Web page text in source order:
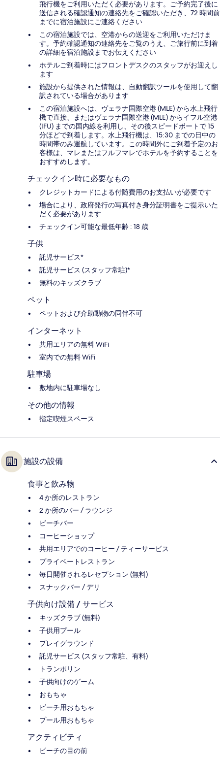
飛行機をご利用いただく必要があります。ご予約完了後に
送信される確認通知の連絡先をご確認いただき、72 時間前
までに宿泊施設にご連絡ください
この宿泊施設では、空港からの送迎をご利用いただけま
す。予約確認通知の連絡先をご覧のうえ、ご旅行前に到着
の詳細を宿泊施設までお伝えください
ホテルご到着時にはフロントデスクのスタッフがお迎えし
ます
施設から提供された情報は、自動翻訳ツールを使用して翻
訳されている場合があります
この宿泊施設へは、ヴェラナ国際空港 (MLE) から水上飛行
機で直接、またはヴェラナ国際空港 (MLE) からイフル空港
(IFU) までの国内線を利用し、その後スピードボートで 15
分ほどで到着します。水上飛行機は、15:30 までの日中の
時間帯のみ運航しています。この時間外にご到着予定のお
客様は、マレまたはフルフマレでホテルを予約することを
おすすめします。
チェックイン時に必要なもの
クレジットカードによる付随費用のお支払いが必要です
場合により、政府発行の写真付き身分証明書をご提示いた
だく必要があります
チェックイン可能な最低年齢 : 18 歳
子供
託児サービス*
託児サービス (スタッフ常駐)*
無料のキッズクラブ
ペット
ペットおよび介助動物の同伴不可
インターネット
共用エリアの無料 WiFi
室内での無料 WiFi
駐車場
敷地内に駐車場なし
その他の情報
指定喫煙スペース
施設の設備
食事と飲み物
4 か所のレストラン
2 か所のバー / ラウンジ
ビーチバー
コーヒーショップ
共用エリアでのコーヒー / ティーサービス
プライベートレストラン
毎日開催されるレセプション (無料)
スナックバー / デリ
子供向け設備 / サービス
キッズクラブ (無料)
子供用プール
プレイグラウンド
託児サービス (スタッフ常駐、有料)
トランポリン
子供向けのゲーム
おもちゃ
ビーチ用おもちゃ
プール用おもちゃ
アクティビティ
ビーチの目の前